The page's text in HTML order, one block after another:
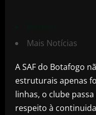
Mais Notícias
A SAF do Botafogo
estruturais apenas
linhas, o clube
respeito à